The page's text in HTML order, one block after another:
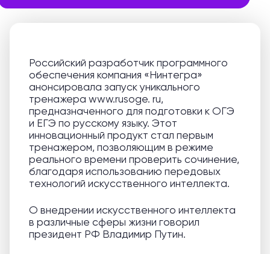
Российский разработчик программного
обеспечения компания «Нинтегра»
анонсировала запуск уникального
тренажера www.rusoge. ru,
предназначенного для подготовки к ОГЭ
и ЕГЭ по русскому языку. Этот
инновационный продукт стал первым
тренажером, позволяющим в режиме
реального времени проверить сочинение,
благодаря использованию передовых
технологий искусственного интеллекта.
О внедрении искусственного интеллекта
в различные сферы жизни говорил
президент РФ Владимир Путин.